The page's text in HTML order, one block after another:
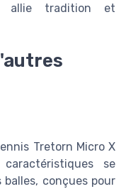
allie tradition et
Tretorn Micro X
se
conçues pour